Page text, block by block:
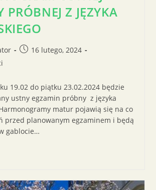
PRÓBNEJ Z JĘZYKA
16 lutego, 2024
19.02 do piątku 23.02.2024 będzie
ustny egzamin próbny z języka
matur pojawią się na co
przed planowanym egzaminem i będą
gablocie…